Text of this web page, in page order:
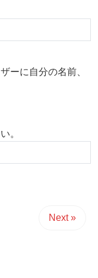
ーに自分の名前、
。
Next »